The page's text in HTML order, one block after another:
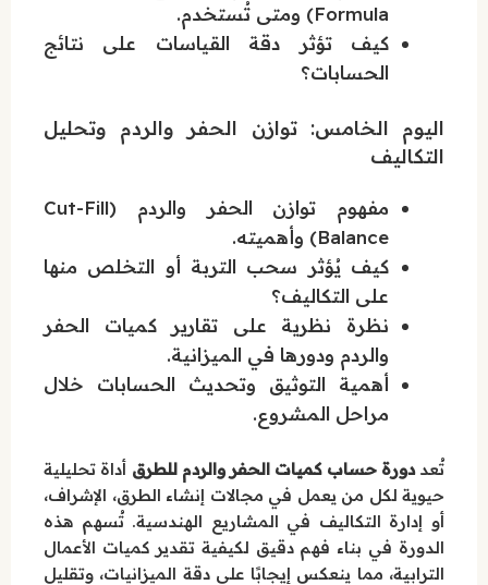
Formula) ومتى تُستخدم.
كيف تؤثر دقة القياسات على نتائج
الحسابات؟
اليوم الخامس: توازن الحفر والردم وتحليل
التكاليف
مفهوم توازن الحفر والردم (Cut-Fill
Balance) وأهميته.
كيف يُؤثر سحب التربة أو التخلص منها
على التكاليف؟
نظرة نظرية على تقارير كميات الحفر
والردم ودورها في الميزانية.
أهمية التوثيق وتحديث الحسابات خلال
مراحل المشروع.
تُعددورة حساب كميات الحفر والردم للطرق أداة تحليلية
حيوية لكل من يعمل في مجالات إنشاء الطرق، الإشراف،
أو إدارة التكاليف في المشاريع الهندسية. تُسهم هذه
الدورة في بناء فهم دقيق لكيفية تقدير كميات الأعمال
الترابية، مما ينعكس إيجابًا على دقة الميزانيات، وتقليل